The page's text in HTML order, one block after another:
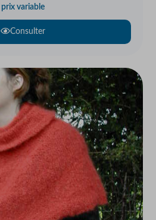
prix variable
Consulter